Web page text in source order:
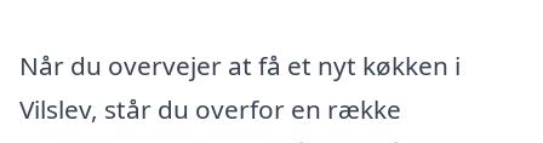
Når du overvejer at få et nyt køkken i
Vilslev, står du overfor en række